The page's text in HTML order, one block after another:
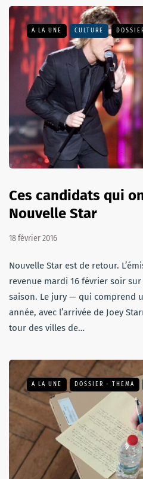
A LA UNE CULTURE
Ces candidats qui
Nouvelle Star
18 février 2016
Nouvelle Star est de retour.
revenue mardi 16 février soir
saison. Le jury — qui comprend
année, avec l’arrivée de Joey
tour des villes de…
A LA UNE DOSSIER - THEMA